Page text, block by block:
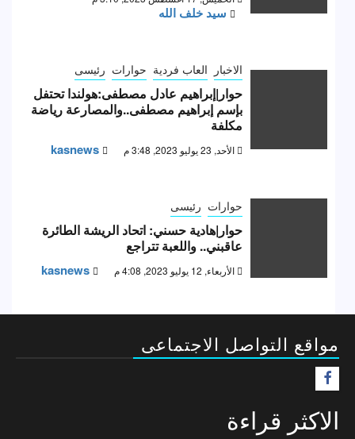
سيد خلف الله
الاخبار العاب فردية حوارات رئيسى
حوار|إبراهيم عادل مصطفى:هولندا تحتفل
بإسم إبراهيم مصطفى..والمصارعة رياضة
مكلفة
الأحد, 23 يوليو 2023, 3:48 م kasnews
حوارات رئيسى
حوار|هادية حسني: اتحاد الريشة الطائرة
عاقبني.. واللعبة تتراجع
الأربعاء, 12 يوليو 2023, 4:08 م kasnews
مواقع التواصل الاجتماعى
الاكثر قراءة